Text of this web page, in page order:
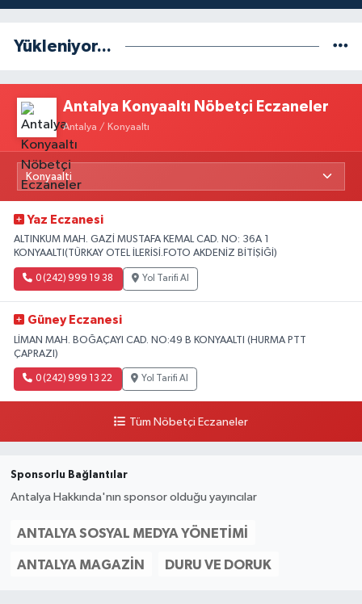
Yükleniyor...
Antalya Konyaaltı Nöbetçi Eczaneler
Antalya / Konyaaltı
Yaz Eczanesi
ALTINKUM MAH. GAZİ MUSTAFA KEMAL CAD. NO: 36A 1
KONYAALTI(TÜRKAY OTEL İLERİSİ.FOTO AKDENİZ BİTİŞİĞİ)
0 (242) 999 19 38 Yol Tarifi Al
Güney Eczanesi
LİMAN MAH. BOĞAÇAYI CAD. NO:49 B KONYAALTI (HURMA PTT
ÇAPRAZI)
0 (242) 999 13 22 Yol Tarifi Al
Tüm Nöbetçi Eczaneler
Sponsorlu Bağlantılar
Antalya Hakkında'nın sponsor olduğu yayıncılar
ANTALYA SOSYAL MEDYA YÖNETIMI
ANTALYA MAGAZIN DURU VE DORUK